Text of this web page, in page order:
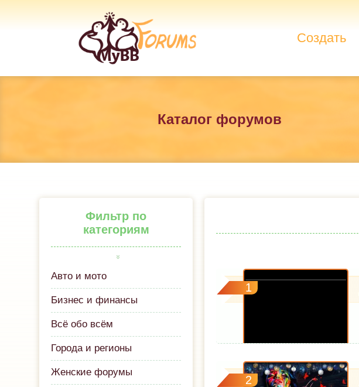
Создать
Каталог форумов
Фильтр по
категориям
Авто и мото
Бизнес и финансы
Всё обо всём
Города и регионы
Женские форумы
1
2